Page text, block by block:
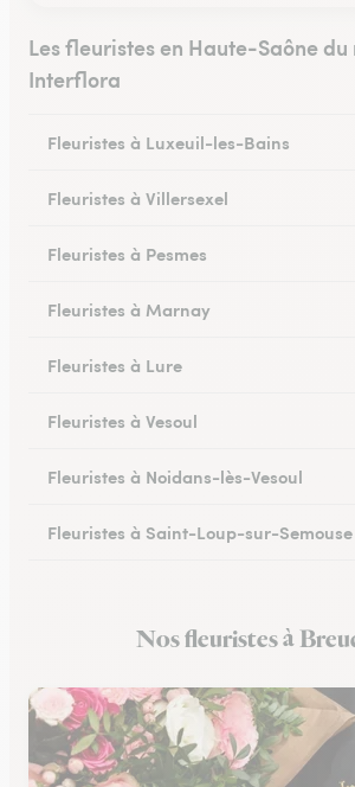
Les fleuristes en Haute-Saône du
Interflora
Fleuristes à Luxeuil-les-Bains
Fleuristes à Villersexel
Fleuristes à Pesmes
Fleuristes à Marnay
Fleuristes à Lure
Fleuristes à Vesoul
Fleuristes à Noidans-lès-Vesoul
Fleuristes à Saint-Loup-sur-Semouse
Fleuristes à Scey-sur-Saône-et-
Nos fleuristes à